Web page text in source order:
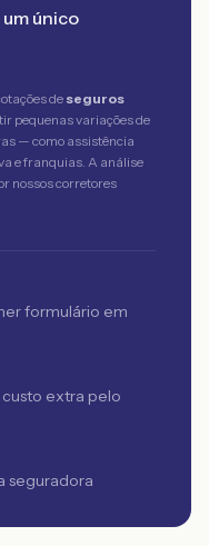
único
de seguros
pequenas variações de
— como assistência
e franquias. A análise
nossos corretores
formulário em
extra pelo
seguradora